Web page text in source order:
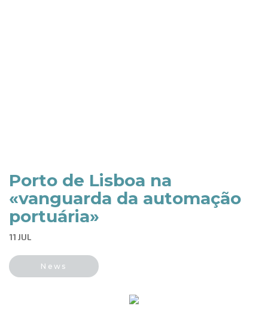
Porto de Lisboa na
«vanguarda da automação
portuária»
11 JUL
News